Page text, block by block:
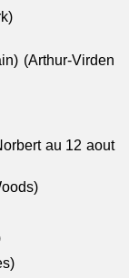
(Arthur-Virden
au 12 aout